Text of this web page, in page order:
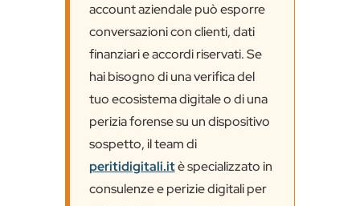
account aziendale può esporre
conversazioni con clienti, dati
finanziari e accordi riservati. Se
hai bisogno di una verifica del
tuo ecosistema digitale o di una
perizia forense su un dispositivo
sospetto, il team di
peritidigitali.itè specializzato in
consulenze e perizie digitali per